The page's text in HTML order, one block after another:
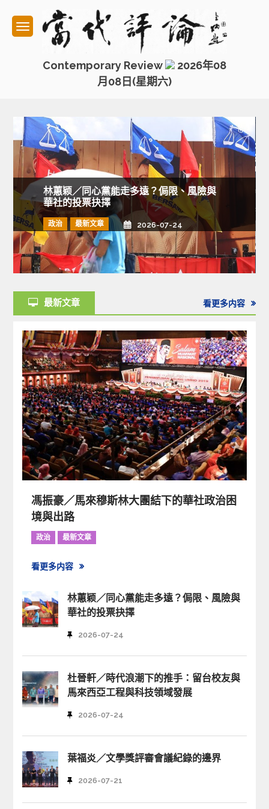
content
Contemporary Review
2026年08
月08日(星期六)
林蕙颖／同心黨能走多遠？侷限、風險與
華社的投票抉擇
政治 最新文章 2026-07-24
最新文章 看更多内容
馮振豪／馬來穆斯林大團結下的華社政治困
境與出路
政治 最新文章
看更多内容
林蕙颖／同心黨能走多遠？侷限、風險與
華社的投票抉擇
2026-07-24
杜晉軒／時代浪潮下的推手：留台校友與
馬來西亞工程與科技領域發展
2026-07-24
葉福炎／文學獎評審會議紀錄的邊界
2026-07-21